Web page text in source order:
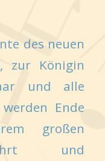
des neuen
zur Königin
und alle
Ende
großen
und